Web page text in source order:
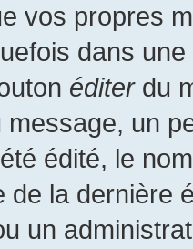
vos propres
dans
éditerdu
un
édité, le
de la dernière
un